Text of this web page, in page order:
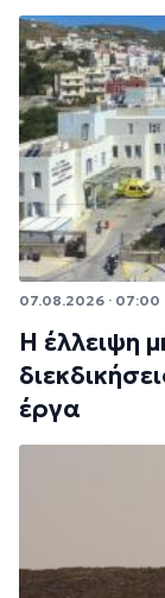
07.08.2026 · 07:00
Η έλλειψη
έργα